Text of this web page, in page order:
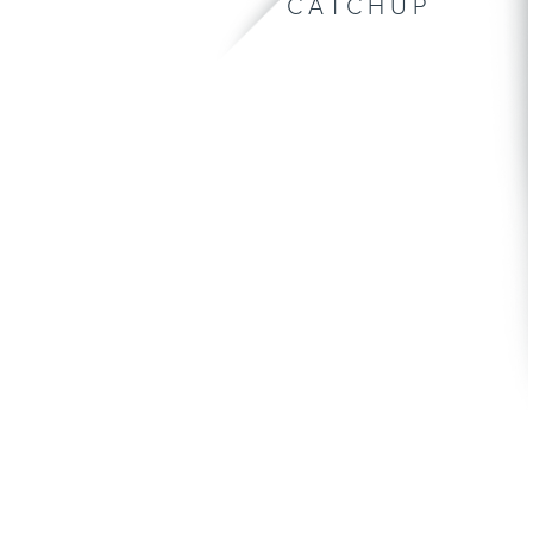
CATCHUP